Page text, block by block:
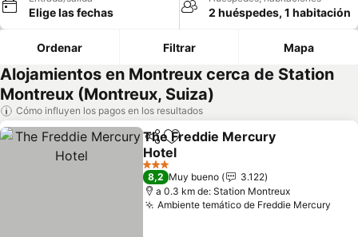
Elige las fechas 2 huéspedes, 1 habitación
Ordenar Filtrar Mapa
Alojamientos en Montreux cerca de Station
Montreux (Montreux, Suiza)
Cómo influyen los pagos en los resultados
Compartir
Añadir a favoritos
The Freddie Mercury
Hotel
3 Estrellas
8,2 Muy bueno
3.122
a 0.3 km de: Station Montreux
Ambiente temático de Freddie Mercury